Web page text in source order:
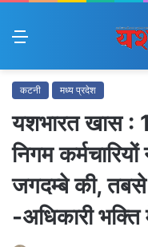
Menu
कटनी मध्य प्रदेश
यशभारत खास :
निगम
जगदम्बे की, तबसे
-अधिकारी